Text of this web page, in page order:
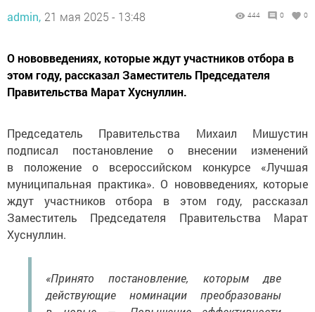
admin, 21 мая 2025 - 13:48 444 0 0
О нововведениях, которые ждут участников отбора в
этом году, рассказал Заместитель Председателя
Правительства Марат Хуснуллин.
Председатель Правительства Михаил Мишустин
подписал постановление о внесении изменений
в положение о всероссийском конкурсе «Лучшая
муниципальная практика». О нововведениях, которые
ждут участников отбора в этом году, рассказал
Заместитель Председателя Правительства Марат
Хуснуллин.
«Принято постановление, которым две
действующие номинации преобразованы